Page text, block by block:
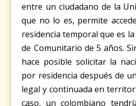
entre un ciudadano de la
que no lo es, permite
residencia temporal que es
de Comunitario de 5 años.
hace posible solicitar la
por residencia después de
legal y continuada en
caso, un colombiano